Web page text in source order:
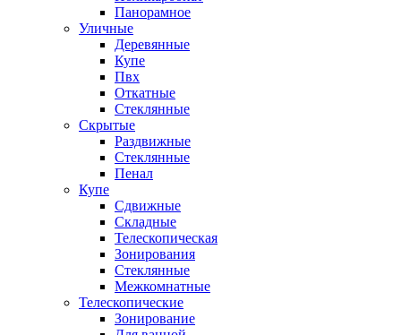
Панорамное
Уличные
Деревянные
Купе
Пвх
Откатные
Стеклянные
Скрытые
Раздвижные
Стеклянные
Пенал
Купе
Сдвижные
Складные
Телескопическая
Зонирования
Стеклянные
Межкомнатные
Телескопические
Зонирование